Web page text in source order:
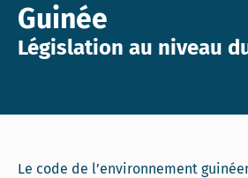
Guinée
Législation au niveau
Le code de l’environnement